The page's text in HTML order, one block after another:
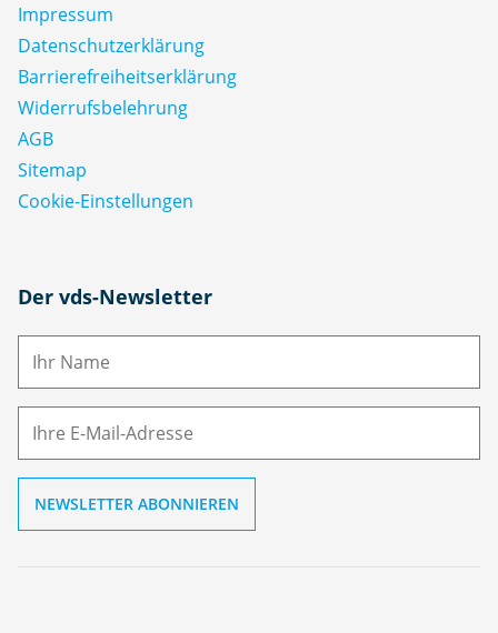
Impressum
Datenschutz­erklärung
Barrierefreiheitserklärung
Widerrufsbelehrung
AGB
Sitemap
Cookie-Einstellungen
Der vds-Newsletter
N
M